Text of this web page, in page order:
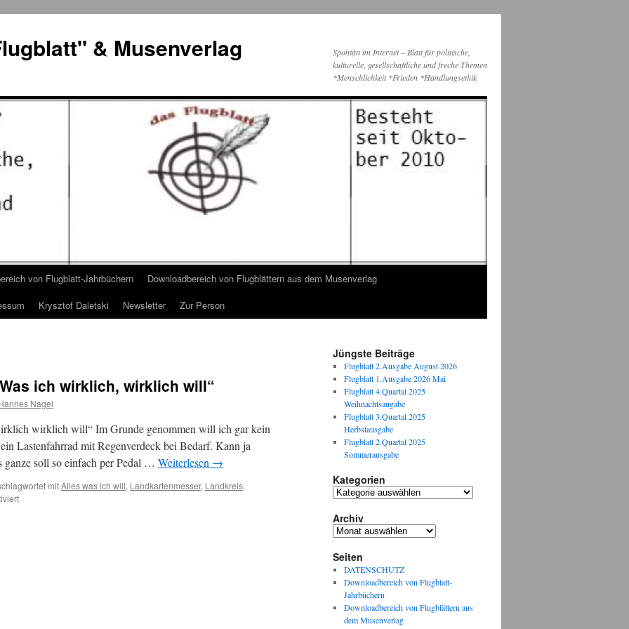
& Musenverlag
Spontan im Internet – Blatt für politische,
kulturelle, gesellschaftliche und freche Themen
*Menschlichkeit *Frieden *Handlungsethik
von Flugblatt-Jahrbüchern
Downloadbereich von Flugblättern aus dem Musenverlag
Krysztof Daletski Newsletter Zur Person
ich wirklich, wirklich will“
Nagel
wirklich will“ Im Grunde genommen will ich gar kein
Lastenfahrrad mit Regenverdeck bei Bedarf. Kann ja
ganze soll so einfach per Pedal … Weiterlesen →
mitAlles was ich will, Landkartenmesser, Landkreis,
für
Jüngste Beiträge
Flugblatt 2.Ausgabe August 2026
Flugblatt 1.Ausgabe 2026 Mai
Flugblatt 4.Quartal 2025
Weihnachtsaugabe
Flugblatt 3.Quartal 2025
Herbstausgabe
Flugblatt 2.Quartal 2025
Sommerausgabe
Kategorien
Kategorien
Archiv
Archiv
Seiten
DATENSCHUTZ
Downloadbereich von Flugblatt-
Jahrbüchern
Downloadbereich von Flugblättern aus
dem Musenverlag